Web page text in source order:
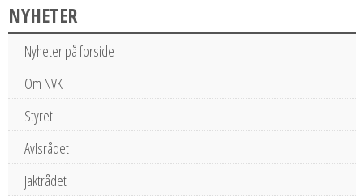
NYHETER
Nyheter på forside
Om NVK
Styret
Avlsrådet
Jaktrådet